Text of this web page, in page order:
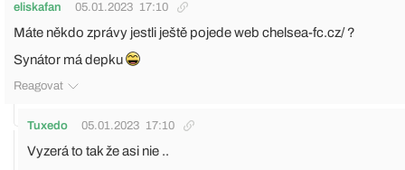
eliskafan 05.01.2023 17:10
Máte někdo zprávy jestli ještě pojede web chelsea-fc.cz/ ?
Synátor má depku
Reagovat
Tuxedo 05.01.2023 17:10
Vyzerá to tak že asi nie ..